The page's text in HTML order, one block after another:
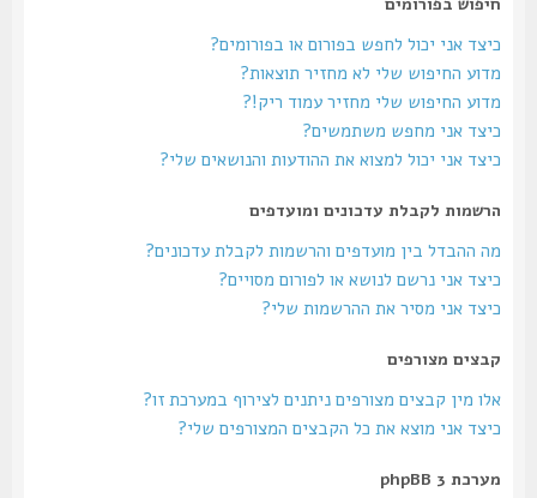
כיצד אני יכול לחפש בפורום או בפורומים?
מדוע החיפוש שלי לא מחזיר תוצאות?
מדוע החיפוש שלי מחזיר עמוד ריק!?
כיצד אני מחפש משתמשים?
כיצד אני יכול למצוא את ההודעות והנושאים שלי?
הרשמות לקבלת עדכונים ומועדפים
מה ההבדל בין מועדפים והרשמות לקבלת עדכונים?
כיצד אני נרשם לנושא או לפורום מסויים?
כיצד אני מסיר את ההרשמות שלי?
קבצים מצורפים
אלו מין קבצים מצורפים ניתנים לצירוף במערכת זו?
כיצד אני מוצא את כל הקבצים המצורפים שלי?
מערכת phpBB 3